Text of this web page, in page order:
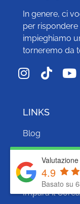
4.9
Basato su
In genere, ci
per
impieghiamo
torneremo da
LINKS
Blog
Collabora con
Calcolatore
Impara il